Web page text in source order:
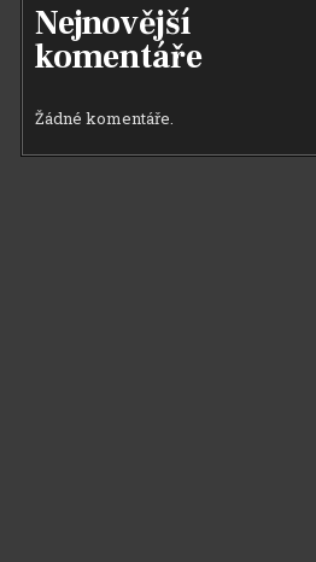
Nejnovější
komentáře
Žádné komentáře.